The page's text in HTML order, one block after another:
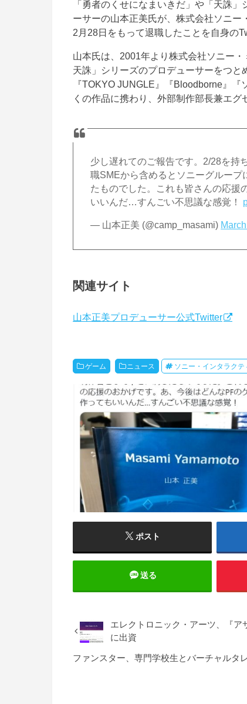
「勇者のくせになまいきだ」や「天誅
ーサーの山本正美氏が、株式会社ソニ
2月28日をもって退職したことを自身の
山本氏は、2001年より株式会社ソニー
天誅」シリーズのプロデューサーをつ
『TOKYO JUNGLE』『Bloodborne』
くの作品に携わり、外部制作部長兼エグ
少し遅れてのご報告です。2/28を持
職SMEから含めるとソニーグループ
たものでした。これも皆さんの応援
いいんだ…すんごい不思議な感覚！
— 山本正美 (@camp_masami)
関連サイト
山本正美プロデューサー公式Twitter
ゲーム ニュース ソニー・インタラクテ
ポスト
送る
エレクトロニック・アーツ、『ア
に出資
ファンスター、専門学校生とバーチャルタ